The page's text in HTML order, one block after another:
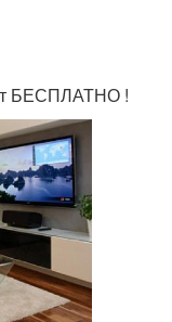
БЕСПЛАТНО !